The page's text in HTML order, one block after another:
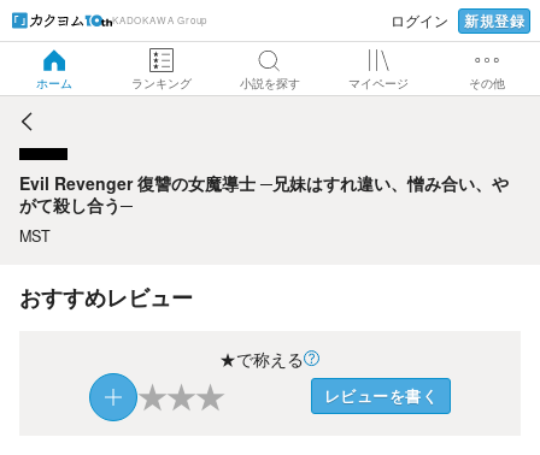
KADOKAWA Group ログイン 新規登録
ホーム ランキング 小説を探す マイページ その他
Evil Revenger 復讐の女魔導士 ─兄妹はすれ違い、憎み合
い、やがて殺し合う─
Evil Revenger 復讐の女魔導士 ─兄妹はすれ違い、憎み合い、や
がて殺し合う─
MST
おすすめレビュー
★で称える
★★★ レビューを書く